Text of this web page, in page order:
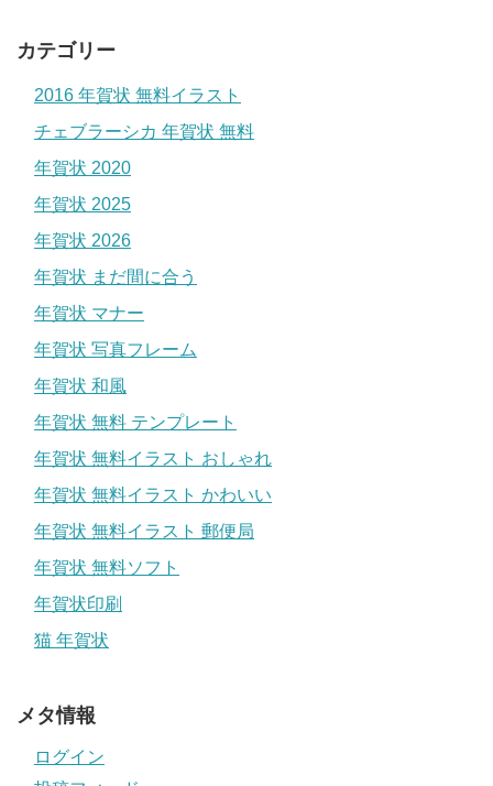
カテゴリー
2016 年賀状 無料イラスト
チェブラーシカ 年賀状 無料
年賀状 2020
年賀状 2025
年賀状 2026
年賀状 まだ間に合う
年賀状 マナー
年賀状 写真フレーム
年賀状 和風
年賀状 無料 テンプレート
年賀状 無料イラスト おしゃれ
年賀状 無料イラスト かわいい
年賀状 無料イラスト 郵便局
年賀状 無料ソフト
年賀状印刷
猫 年賀状
メタ情報
ログイン